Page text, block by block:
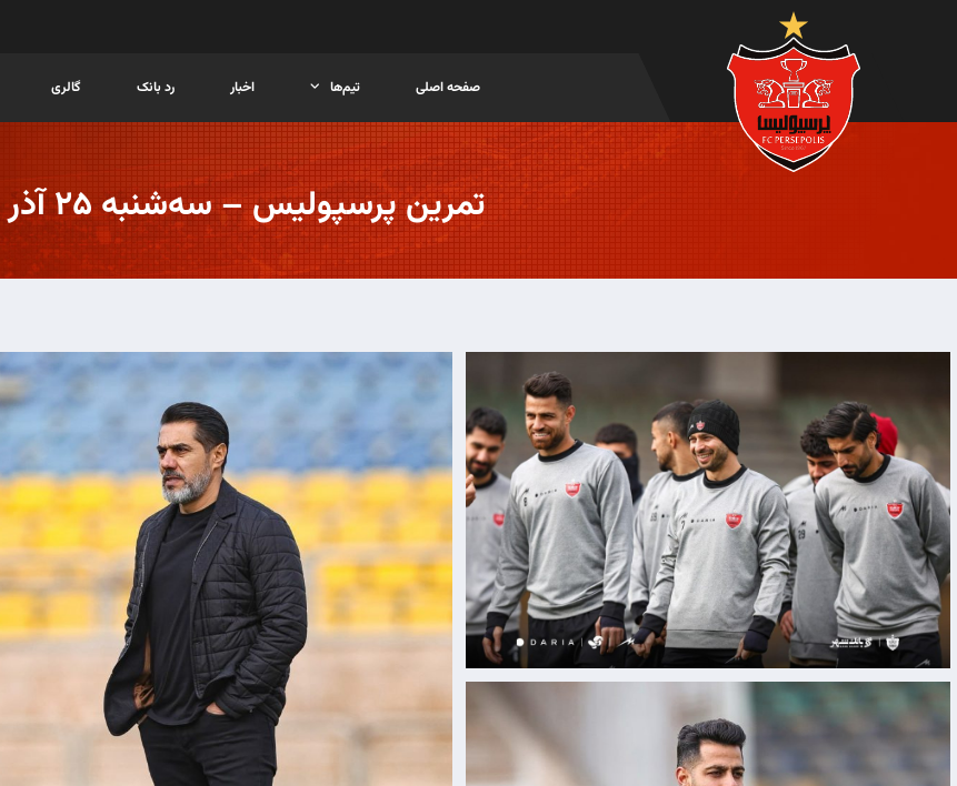
صفحه اصلی تیم‌ها اخبار رد بانک گالری
تمرین پرسپولیس – سه‌شنبه ۲۵ آذر